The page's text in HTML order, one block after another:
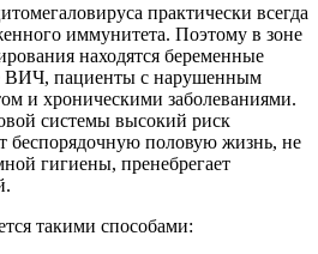
практически всегда
иммунитета. Поэтому в зоне
находятся беременные
пациенты с нарушенным
и хроническими заболеваниями.
системы высокий риск
беспорядочную половую жизнь, не
гигиены, пренебрегает
такими способами: